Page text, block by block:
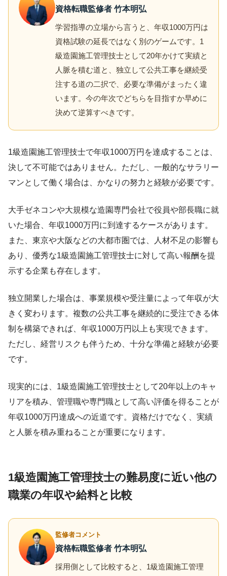
資格転職監修者 竹本明弘
学習指導の立場から言うと、年収1000万円は
資格試験の延長ではなく別のゲームです。1
級造園施工管理技士として20年かけて実績と
人脈を積む道と、独立して公共工事を継続受
注する道の二択で、必要な準備がまったく違
います。今の年次でどちらを目指すか早めに
決めて逆算すべきです。
1級造園施工管理技士で年収1000万円を達成することは、
決して不可能ではありません。ただし、一般的なサラリー
マンとして働く場合は、かなりの努力と経験が必要です。
大手ゼネコンや大規模な造園専門会社で役員や部長職に就
いた場合、年収1000万円に到達するケースがあります。
また、東京や大阪などの大都市圏では、人材不足の影響も
あり、優秀な1級造園施工管理技士に対して高い報酬を提
示する企業も存在します。
独立開業した場合は、事業規模や受注量によって年収が大
きく変わります。複数の公共工事を継続的に受注できる体
制を構築できれば、年収1000万円以上も実現できます。
ただし、経営リスクも伴うため、十分な準備と経験が必要
です。
現実的には、1級造園施工管理技士として20年以上のキャ
リアを積み、管理職や専門職として高い評価を得ることが
年収1000万円達成への近道です。資格だけでなく、実績
と人脈を積み重ねることが重要になります。
1級造園施工管理技士の難易度に近い他の
職業の年収や給料と比較
監修者コメント
資格転職監修者 竹本明弘
採用側として比較すると、1級造園施工管理